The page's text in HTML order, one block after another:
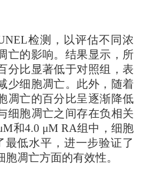
检测，以评估不同浓
亡的影响。结果显示，所
分比显著低于对照组，表
少细胞凋亡。此外，随着
凋亡的百分比呈逐渐降低
细胞凋亡之间存在负相关
和4.0 μM RA组中，细胞
最低水平，进一步验证了
凋亡方面的有效性。